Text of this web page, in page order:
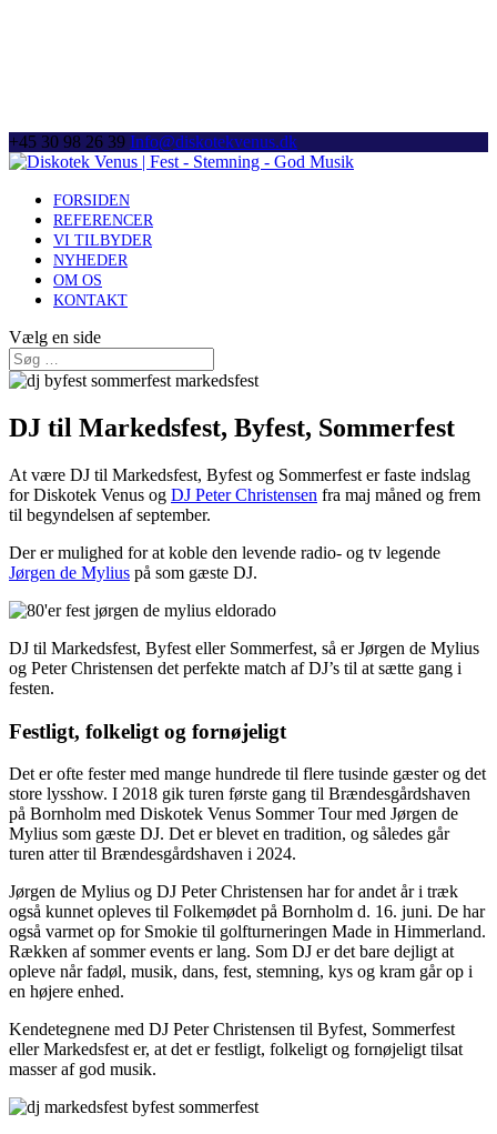
+45 30 98 26 39 Info@diskotekvenus.dk
FORSIDEN
REFERENCER
VI TILBYDER
NYHEDER
OM OS
KONTAKT
Vælg en side
DJ til Markedsfest, Byfest, Sommerfest
At være DJ til Markedsfest, Byfest og Sommerfest er faste indslag
for Diskotek Venus og DJ Peter Christensen fra maj måned og frem
til begyndelsen af september.
Der er mulighed for at koble den levende radio- og tv legende
Jørgen de Mylius på som gæste DJ.
DJ til Markedsfest, Byfest eller Sommerfest, så er Jørgen de Mylius
og Peter Christensen det perfekte match af DJ’s til at sætte gang i
festen.
Festligt, folkeligt og fornøjeligt
Det er ofte fester med mange hundrede til flere tusinde gæster og det
store lysshow. I 2018 gik turen første gang til Brændesgårdshaven
på Bornholm med Diskotek Venus Sommer Tour med Jørgen de
Mylius som gæste DJ. Det er blevet en tradition, og således går
turen atter til Brændesgårdshaven i 2024.
Jørgen de Mylius og DJ Peter Christensen har for andet år i træk
også kunnet opleves til Folkemødet på Bornholm d. 16. juni. De har
også varmet op for Smokie til golfturneringen Made in Himmerland.
Rækken af sommer events er lang. Som DJ er det bare dejligt at
opleve når fadøl, musik, dans, fest, stemning, kys og kram går op i
en højere enhed.
Kendetegnene med DJ Peter Christensen til Byfest, Sommerfest
eller Markedsfest er, at det er festligt, folkeligt og fornøjeligt tilsat
masser af god musik.